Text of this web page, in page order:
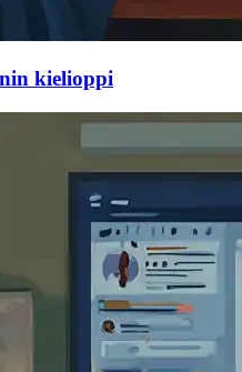
kielioppi